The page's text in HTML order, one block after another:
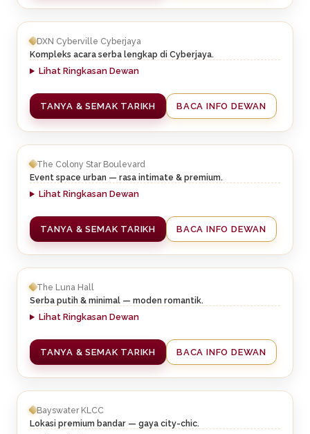
DXN Cyberville Cyberjaya
Kompleks acara serba lengkap di Cyberjaya.
Lihat Ringkasan Dewan
TANYA & SEMAK TARIKH BACA INFO DEWAN
The Colony Star Boulevard
Event space urban — rasa intimate & premium.
Lihat Ringkasan Dewan
TANYA & SEMAK TARIKH BACA INFO DEWAN
The Luna Hall
Serba putih & minimal — moden romantik.
Lihat Ringkasan Dewan
TANYA & SEMAK TARIKH BACA INFO DEWAN
Bayswater KLCC
Lokasi premium bandar — gaya city-chic.